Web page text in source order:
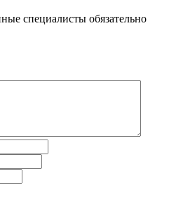
специалисты обязательно